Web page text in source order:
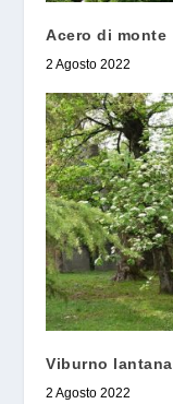
Acero di monte
2 Agosto 2022
Viburno lantana
2 Agosto 2022